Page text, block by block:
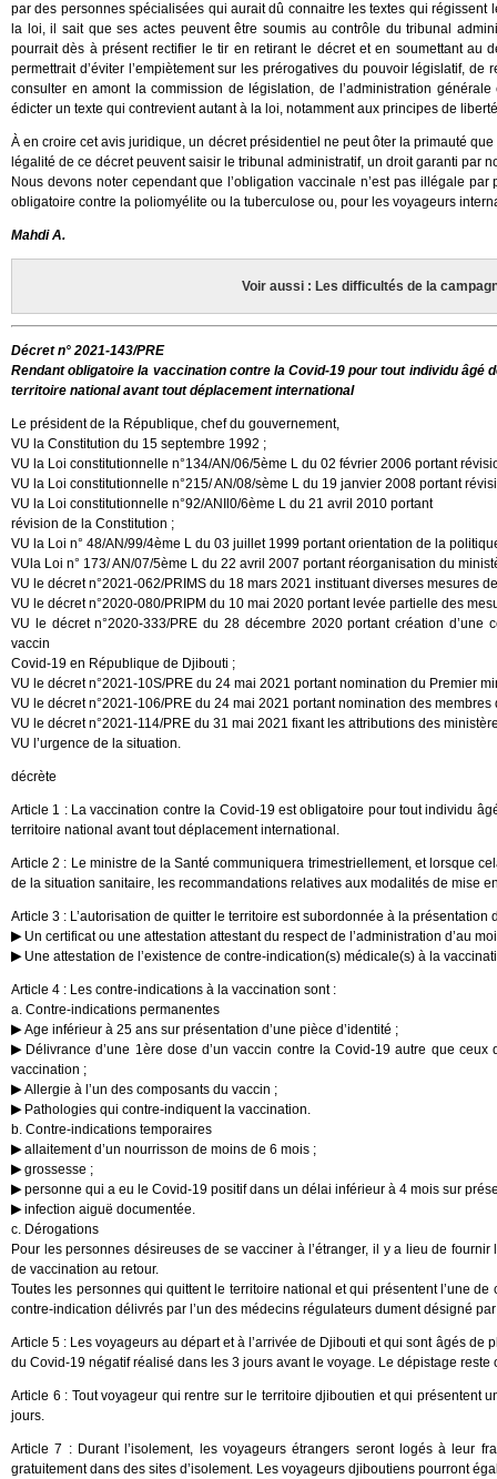
par des personnes spécialisées qui aurait dû connaitre les textes qui
la loi, il sait que ses actes peuvent être soumis au contrôle du tribunal
pourrait dès à présent rectifier le tir en retirant le décret et en soumettant au
permettrait d’éviter l’empiètement sur les prérogatives du pouvoir législatif,
consulter en amont la commission de législation, de l’administration
édicter un texte qui contrevient autant à la loi, notamment aux principes de
À en croire cet avis juridique, un décret présidentiel ne peut ôter la primauté
légalité de ce décret peuvent saisir le tribunal administratif, un droit garanti par
Nous devons noter cependant que l’obligation vaccinale n’est pas illégale
obligatoire contre la poliomyélite ou la tuberculose ou, pour les voyageurs
Mahdi A.
Voir aussi : Les difficultés de la
Décret n° 2021-143/PRE
Rendant obligatoire la vaccination contre la Covid-19 pour tout individu
territoire national avant tout déplacement international
Le président de la République, chef du gouvernement,
VU la Constitution du 15 septembre 1992 ;
VU la Loi constitutionnelle n°134/AN/06/5ème L du 02 février 2006 portant
VU la Loi constitutionnelle n°215/ AN/08/sème L du 19 janvier 2008 portant
VU la Loi constitutionnelle n°92/ANIl0/6ème L du 21 avril 2010 portant
révision de la Constitution ;
VU la Loi n° 48/AN/99/4ème L du 03 juillet 1999 portant orientation de la
VUla Loi n° 173/ AN/07/5ème L du 22 avril 2007 portant réorganisation du
VU le décret n°2021-062/PRIMS du 18 mars 2021 instituant diverses mesures
VU le décret n°2020-080/PRIPM du 10 mai 2020 portant levée partielle des
VU le décret n°2020-333/PRE du 28 décembre 2020 portant création
vaccin
Covid-19 en République de Djibouti ;
VU le décret n°2021-10S/PRE du 24 mai 2021 portant nomination du Premier
VU le décret n°2021-106/PRE du 24 mai 2021 portant nomination des membres
VU le décret n°2021-114/PRE du 31 mai 2021 fixant les attributions des
VU l’urgence de la situation.
décrète
Article 1 : La vaccination contre la Covid-19 est obligatoire pour tout individu
territoire national avant tout déplacement international.
Article 2 : Le ministre de la Santé communiquera trimestriellement, et lorsque
de la situation sanitaire, les recommandations relatives aux modalités de mise
Article 3 : L’autorisation de quitter le territoire est subordonnée à la présentation
Un certificat ou une attestation attestant du respect de l’administration d’au
Une attestation de l’existence de contre-indication(s) médicale(s) à la
Article 4 : Les contre-indications à la vaccination sont :
a. Contre-indications permanentes
Age inférieur à 25 ans sur présentation d’une pièce d’identité ;
Délivrance d’une 1ère dose d’un vaccin contre la Covid-19 autre que
vaccination ;
Allergie à l’un des composants du vaccin ;
Pathologies qui contre-indiquent la vaccination.
b. Contre-indications temporaires
allaitement d’un nourrisson de moins de 6 mois ;
grossesse ;
personne qui a eu le Covid-19 positif dans un délai inférieur à 4 mois sur
infection aiguë documentée.
c. Dérogations
Pour les personnes désireuses de se vacciner à l’étranger, il y a lieu de
de vaccination au retour.
Toutes les personnes qui quittent le territoire national et qui présentent l’une
contre-indication délivrés par l’un des médecins régulateurs dument désigné
Article 5 : Les voyageurs au départ et à l’arrivée de Djibouti et qui sont âgés de
du Covid-19 négatif réalisé dans les 3 jours avant le voyage. Le dépistage
Article 6 : Tout voyageur qui rentre sur le territoire djiboutien et qui présentent
jours.
Article 7 : Durant l’isolement, les voyageurs étrangers seront logés à leur
gratuitement dans des sites d’isolement. Les voyageurs djiboutiens pourront